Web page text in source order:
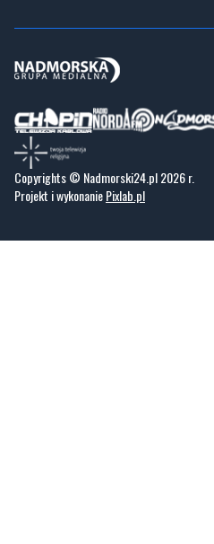
Copyrights © Nadmorski24.pl 2026 r.
Projekt i wykonaniePixlab.pl